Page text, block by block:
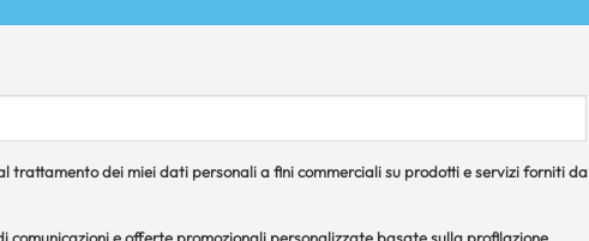
trattamento dei miei dati personali a fini commerciali su prodotti e servizi forniti da